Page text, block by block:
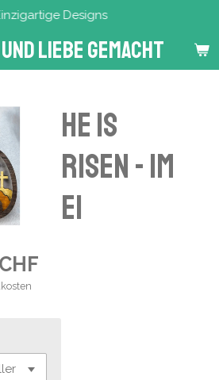
Liebe Gemacht
Designs
He Is
Risen - im
Ei